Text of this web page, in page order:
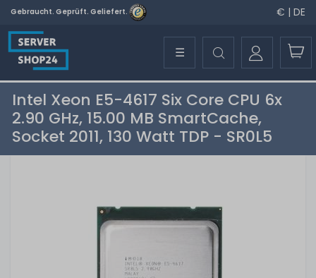
Gebraucht. Geprüft. Geliefert. € | DE
☰
Intel Xeon E5-4617 Six Core CPU 6x
2.90 GHz, 15.00 MB SmartCache,
Socket 2011, 130 Watt TDP - SR0L5